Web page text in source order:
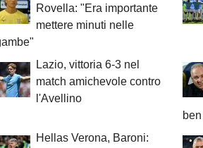
Rovella: "Era importante
mettere minuti nelle
Lazio, vittoria 6-3 nel
match amichevole contro
l'Avellino
Hellas Verona, Baroni: